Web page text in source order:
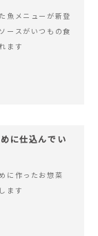
魚メニューが新登
ースがいつもの食
ます
に仕込んでい
に作ったお惣菜
ます